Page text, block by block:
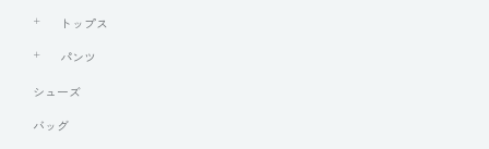
トップス
パンツ
シューズ
バッグ